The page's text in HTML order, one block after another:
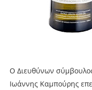
Ο Διευθύνων
Ιωάννης Καμπούρης